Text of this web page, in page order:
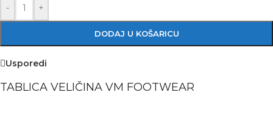
- +
DODAJ U KOŠARICU
Usporedi
TABLICA VELIČINA VM FOOTWEAR